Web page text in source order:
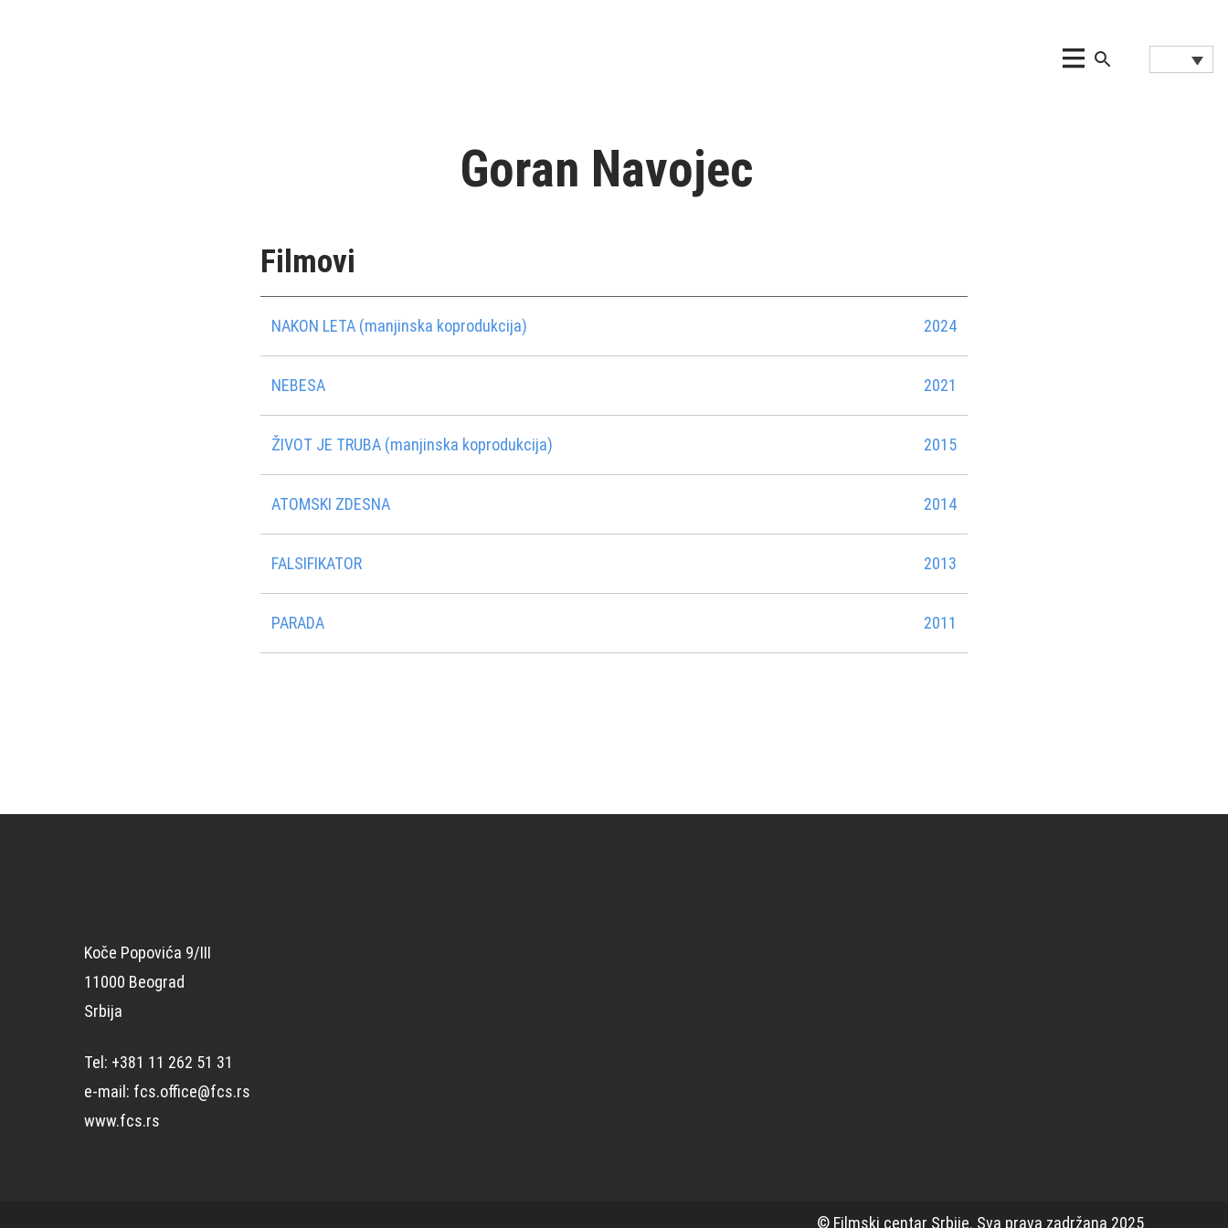
Goran Navojec
Filmovi
NAKON LETA (manjinska koprodukcija) 2024
NEBESA 2021
ŽIVOT JE TRUBA (manjinska koprodukcija) 2015
ATOMSKI ZDESNA 2014
FALSIFIKATOR 2013
PARADA 2011
Koče Popovića 9/III
11000 Beograd
Srbija
Tel: +381 11 262 51 31
e-mail: fcs.office@fcs.rs
www.fcs.rs
© Filmski centar Srbije. Sva prava zadržana 2025